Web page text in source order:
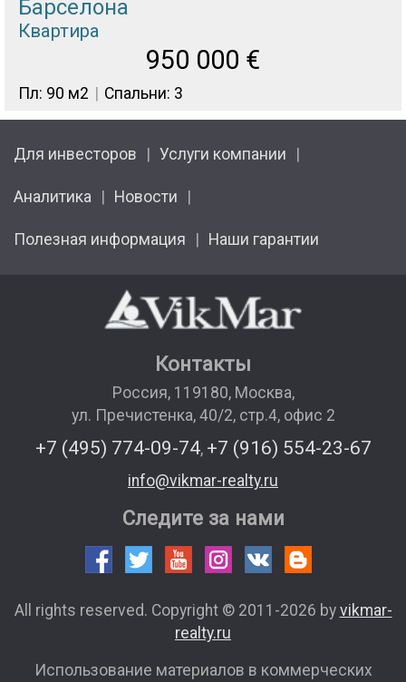
Барселона
Квартира
950 000 €
Пл: 90 м2 Спальни: 3
Для инвесторов Услуги компании
Аналитика Новости
Полезная информация Наши гарантии
Контакты
Россия, 119180, Москва,
ул. Пречистенка, 40/2, стр.4, офис 2
+7 (495) 774-09-74, +7 (916) 554-23-67
info@vikmar-realty.ru
Следите за нами
All rights reserved. Copyright © 2011-2026 by vikmar-
realty.ru
Использование материалов в коммерческих